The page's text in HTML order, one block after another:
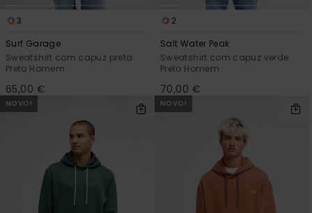
3
Surf Garage
Sweatshirt com capuz preta
Preto Homem
65,00 €
2
Salt Water Peak
Sweatshirt com capuz verde
Preto Homem
70,00 €
NOVO! NOVO!